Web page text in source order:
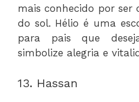
mais conhecido por ser
do sol. Hélio é uma
para pais que
simbolize alegria e
13. Hassan